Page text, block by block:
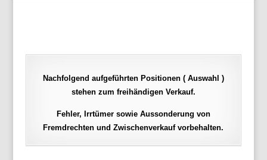
Nachfolgend aufgeführten Positionen ( Auswahl )
stehen zum freihändigen Verkauf.
Fehler, Irrtümer sowie Aussonderung von
Fremdrechten und Zwischenverkauf vorbehalten.